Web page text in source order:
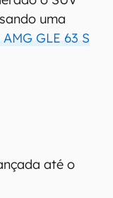
uma
GLE 63 S
até o